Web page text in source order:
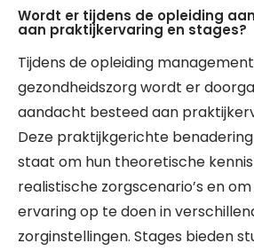
Wordt er tijdens de opleiding
aan praktijkervaring en stages?
Tijdens de opleiding
gezondheidszorg wordt er
aandacht besteed aan
Deze praktijkgerichte
staat om hun theoretische
realistische zorgscenario’s en
ervaring op te doen in
zorginstellingen. Stages bieden